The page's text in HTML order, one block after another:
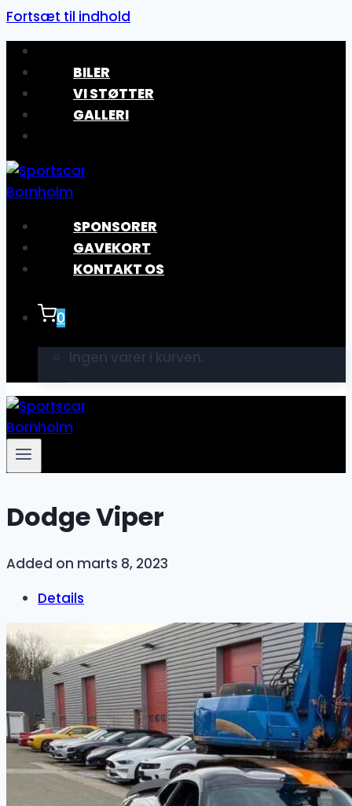
Fortsæt til indhold
BILER
VI STØTTER
GALLERI
SPONSORER
GAVEKORT
KONTAKT OS
0
Ingen varer i kurven.
Dodge Viper
Added on marts 8, 2023
Details